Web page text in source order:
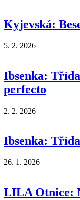
Kyjevská:
5. 2. 2026
Ibsenka:
perfecto
2. 2. 2026
Ibsenka:
26. 1. 2026
LILA Otnice: